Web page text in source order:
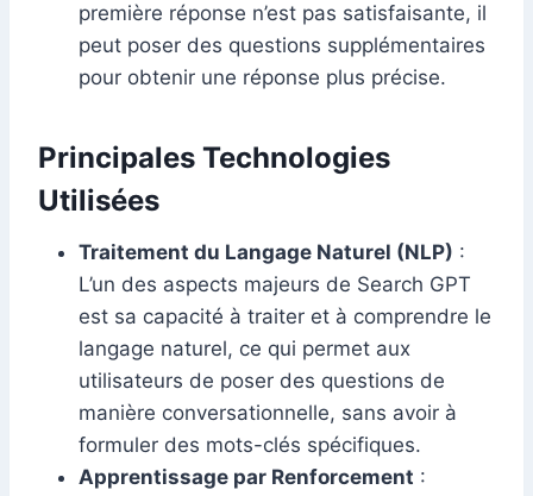
première réponse n’est pas satisfaisante, il
peut poser des questions supplémentaires
pour obtenir une réponse plus précise.
Principales Technologies
Utilisées
Traitement du Langage Naturel (NLP) :
L’un des aspects majeurs de Search GPT
est sa capacité à traiter et à comprendre le
langage naturel, ce qui permet aux
utilisateurs de poser des questions de
manière conversationnelle, sans avoir à
formuler des mots-clés spécifiques.
Apprentissage par Renforcement :